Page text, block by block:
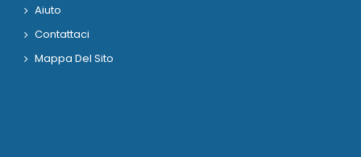
Aiuto
Contattaci
Mappa Del Sito